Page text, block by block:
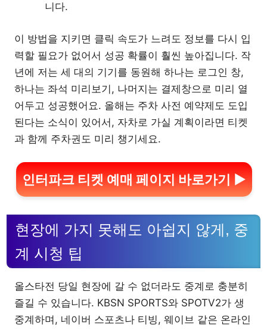
니다.
이 방법을 지키면 클릭 속도가 느려도 정보를 다시 입
력할 필요가 없어서 성공 확률이 훨씬 높아집니다. 작
년에 저는 세 대의 기기를 동원해 하나는 로그인 창,
하나는 좌석 미리보기, 나머지는 결제창으로 미리 열
어두고 성공했어요. 올해는 주차 사전 예약제도 도입
된다는 소식이 있어서, 자차로 가실 계획이라면 티켓
과 함께 주차권도 미리 챙기세요.
인터파크 티켓 예매 페이지 바로가기 ▶
현장에 가지 못해도 아쉽지 않게, 중
계 시청 팁
올스타전 당일 현장에 갈 수 없더라도 중계로 충분히
즐길 수 있습니다. KBSN SPORTS와 SPOTV2가 생
중계하며, 네이버 스포츠나 티빙, 웨이브 같은 온라인